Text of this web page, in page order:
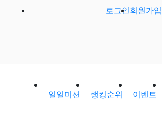
로그인회원가입
일일미션 랭킹순위 이벤트